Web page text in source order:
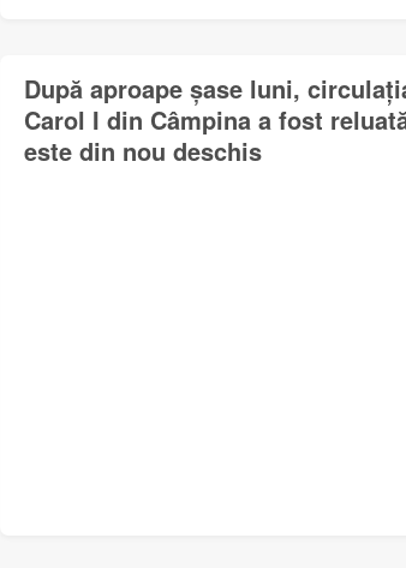
După aproape șase luni,
Carol I din Câmpina a fost
este din nou deschis